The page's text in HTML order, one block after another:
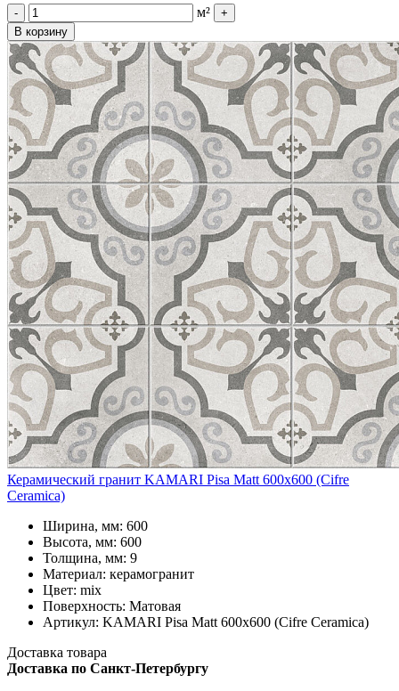
- м²
+
В корзину
Керамический гранит KAMARI Pisa Matt 600x600 (Cifre
Ceramica)
Ширина, мм: 600
Высота, мм: 600
Толщина, мм: 9
Материал: керамогранит
Цвет: mix
Поверхность: Матовая
Артикул: KAMARI Pisa Matt 600x600 (Cifre Ceramica)
Доставка товара
Доставка по Санкт-Петербургу